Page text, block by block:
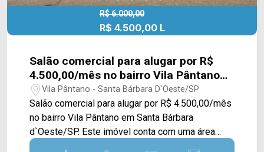
R$ 6.000,00
R$ 4.500,00 L
Salão comercial para alugar por R$
4.500,00/mês no bairro Vila Pântano
em Santa Bárbara d`Oeste/SP
Vila Pântano - Santa Bárbara D`Oeste/SP
Salão comercial para alugar por R$ 4.500,00/mês
no bairro Vila Pântano em Santa Bárbara
d`Oeste/SP. Este imóvel conta com uma área
total de 102M², com um amplo espaço, 02